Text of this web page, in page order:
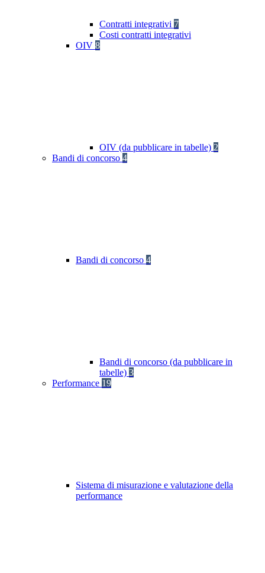
Contratti integrativi 7
Costi contratti integrativi
OIV 8
OIV (da pubblicare in tabelle) 2
Bandi di concorso 4
Bandi di concorso 4
Bandi di concorso (da pubblicare in
tabelle) 3
Performance 19
Sistema di misurazione e valutazione della
performance